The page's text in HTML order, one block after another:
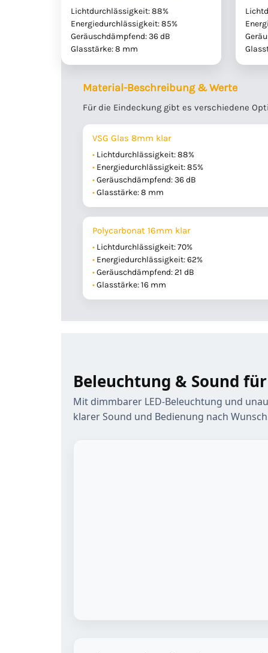
Lichtdurchlässigkeit: 88%
Energiedurchlässigkeit: 85%
Geräuschdämpfend: 36 dB
Glasstärke: 8 mm
Material-Beschreibung & Werte
Für die Eindeckung gibt es verschiedene
VSG Glas 8mm klar
Lichtdurchlässigkeit: 88%
Energiedurchlässigkeit: 85%
Geräuschdämpfend: 36 dB
Glasstärke: 8 mm
Polycarbonat 16mm klar
Lichtdurchlässigkeit: 70%
Energiedurchlässigkeit: 62%
Geräuschdämpfend: 21 dB
Glasstärke: 16 mm
Beleuchtung & Sound
Mit dimmbarer LED-Beleuchtung und
klarer Sound und Bedienung nach